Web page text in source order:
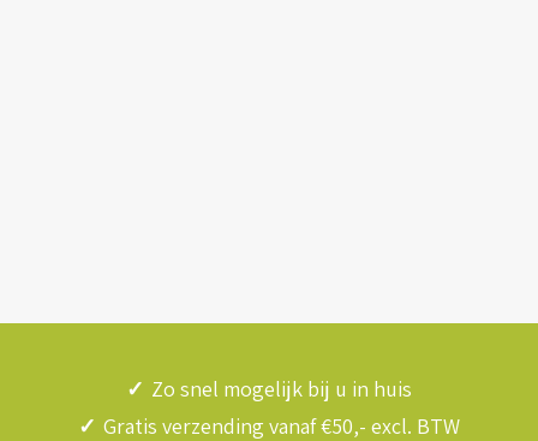
✓ Zo snel mogelijk bij u in huis
✓ Gratis verzending vanaf €50,- excl. BTW